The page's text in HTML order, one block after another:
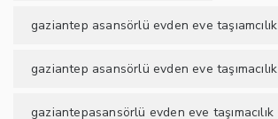
gaziantep asansörlü evden eve taşıamcılık
gaziantep asansörlü evden eve taşımacılık
gaziantepasansörlü evden eve taşımacılık